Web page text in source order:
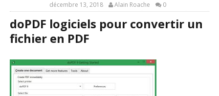
décembre 13, 2018 Alain Roache 0
doPDF logiciels pour convertir un
fichier en PDF